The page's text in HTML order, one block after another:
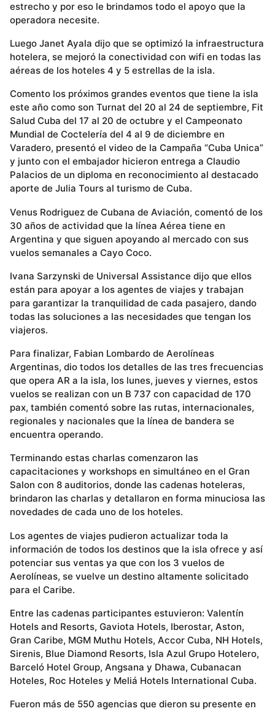
estrecho y por eso le brindamos todo el apoyo que la
operadora necesite.
Luego Janet Ayala dijo que se optimizó la infraestructura
hotelera, se mejoró la conectividad con wifi en todas las
aéreas de los hoteles 4 y 5 estrellas de la isla.
Comento los próximos grandes eventos que tiene la isla
este año como son Turnat del 20 al 24 de septiembre, Fit
Salud Cuba del 17 al 20 de octubre y el Campeonato
Mundial de Coctelería del 4 al 9 de diciembre en
Varadero, presentó el video de la Campaña “Cuba Unica”
y junto con el embajador hicieron entrega a Claudio
Palacios de un diploma en reconocimiento al destacado
aporte de Julia Tours al turismo de Cuba.
Venus Rodriguez de Cubana de Aviación, comentó de los
30 años de actividad que la línea Aérea tiene en
Argentina y que siguen apoyando al mercado con sus
vuelos semanales a Cayo Coco.
Ivana Sarzynski de Universal Assistance dijo que ellos
están para apoyar a los agentes de viajes y trabajan
para garantizar la tranquilidad de cada pasajero, dando
todas las soluciones a las necesidades que tengan los
viajeros.
Para finalizar, Fabian Lombardo de Aerolíneas
Argentinas, dio todos los detalles de las tres frecuencias
que opera AR a la isla, los lunes, jueves y viernes, estos
vuelos se realizan con un B 737 con capacidad de 170
pax, también comentó sobre las rutas, internacionales,
regionales y nacionales que la línea de bandera se
encuentra operando.
Terminando estas charlas comenzaron las
capacitaciones y workshops en simultáneo en el Gran
Salon con 8 auditorios, donde las cadenas hoteleras,
brindaron las charlas y detallaron en forma minuciosa las
novedades de cada uno de los hoteles.
Los agentes de viajes pudieron actualizar toda la
información de todos los destinos que la isla ofrece y así
potenciar sus ventas ya que con los 3 vuelos de
Aerolíneas, se vuelve un destino altamente solicitado
para el Caribe.
Entre las cadenas participantes estuvieron: Valentín
Hotels and Resorts, Gaviota Hotels, Iberostar, Aston,
Gran Caribe, MGM Muthu Hotels, Accor Cuba, NH Hotels,
Sirenis, Blue Diamond Resorts, Isla Azul Grupo Hotelero,
Barceló Hotel Group, Angsana y Dhawa, Cubanacan
Hoteles, Roc Hoteles y Meliá Hotels International Cuba.
Fueron más de 550 agencias que dieron su presente en